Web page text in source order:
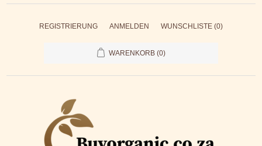
REGISTRIERUNG ANMELDEN WUNSCHLISTE (0)
WARENKORB (0)